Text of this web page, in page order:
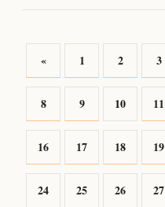
« 1 2 3
8 9 10 11
16 17 18 19
24 25 26 27